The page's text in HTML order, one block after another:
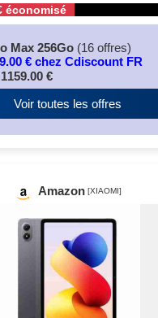
économisé
Max 256Go (16 offres)
€ chez Cdiscount FR
1159.00 €
Voir toutes les offres
Amazon [XIAOMI]